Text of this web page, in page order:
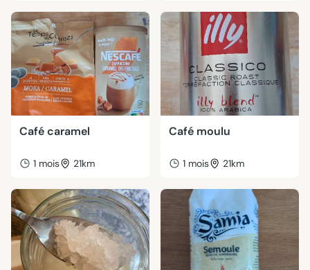
Café caramel
1 mois 21km
Café moulu
1 mois 21km